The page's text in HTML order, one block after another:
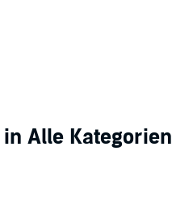
in Alle Kategorien